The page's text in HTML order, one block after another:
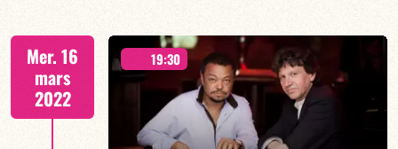
HOMMAGE À LA CHANSON
Mer. 16
mars
2022
19:30